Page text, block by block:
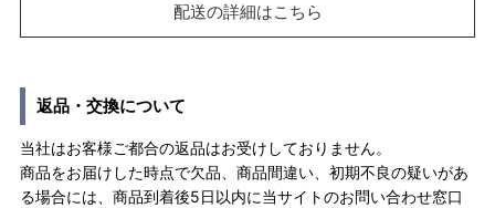
配送の詳細はこちら
返品・交換について
当社はお客様ご都合の返品はお受けしておりません。
商品をお届けした時点で欠品、商品間違い、初期不良の疑いがあ
る場合には、商品到着後5日以内に当サイトのお問い合わせ窓口